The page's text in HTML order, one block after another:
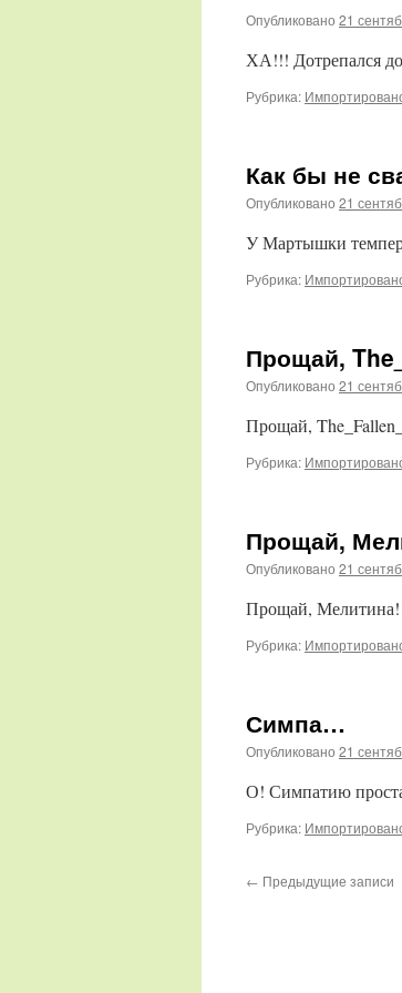
Опубликовано 21
ХА!!! Дотрепался
Рубрика:
Как бы не
Опубликовано 21
У Мартышки
Рубрика:
Прощай,
Опубликовано 21
Прощай,
Рубрика:
Прощай,
Опубликовано 21
Прощай,
Рубрика:
Симпа…
Опубликовано 21
О! Симпатию
Рубрика:
← Предыдущие записи